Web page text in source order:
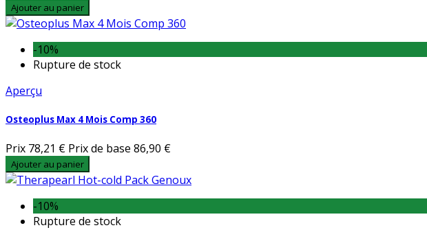
Ajouter au panier
-10%
Rupture de stock
Aperçu
Osteoplus Max 4 Mois Comp 360
Prix 78,21 € Prix de base 86,90 €
Ajouter au panier
-10%
Rupture de stock